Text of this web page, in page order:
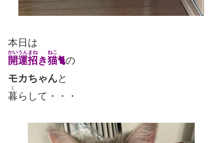
本日は
開運招
かいうんまね
き猫
ねこ
🐈の
モカちゃんと
暮
く
らして・・・